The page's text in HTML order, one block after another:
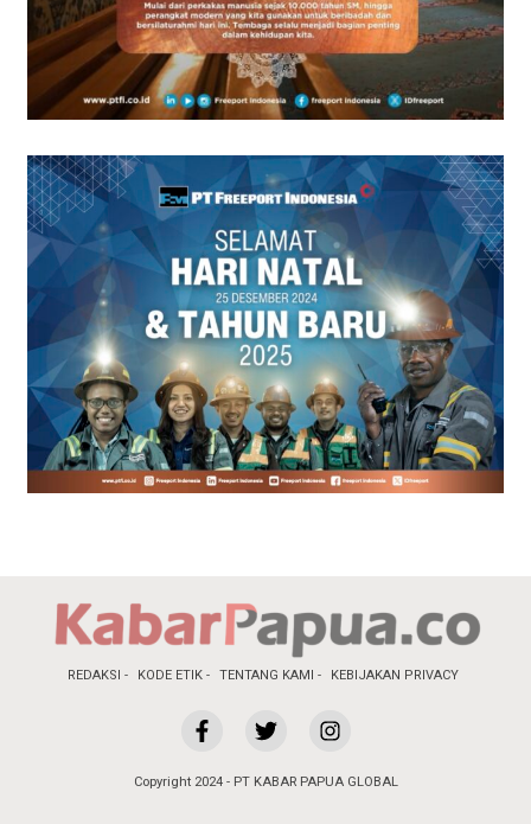
REDAKSI KODE ETIK TENTANG KAMI KEBIJAKAN PRIVACY
Copyright 2024 - PT KABAR PAPUA GLOBAL